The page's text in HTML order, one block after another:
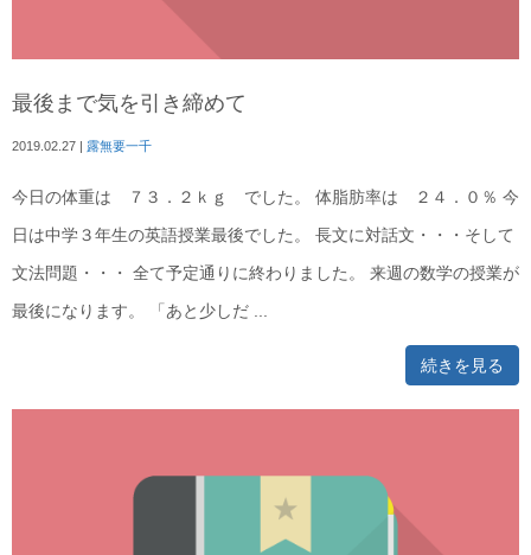
最後まで気を引き締めて
2019.02.27 露無要一千
今日の体重は ７３．２ｋｇ でした。 体脂肪率は ２４．０％ 今
日は中学３年生の英語授業最後でした。 長文に対話文・・・そして
文法問題・・・ 全て予定通りに終わりました。 来週の数学の授業が
最後になります。 「あと少しだ ...
続きを見る